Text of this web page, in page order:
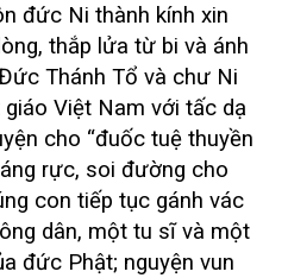
đức Ni thành kính xin
thắp lửa từ bi và ánh
Thánh Tổ và chư Ni
Việt Nam với tấc dạ
cho “đuốc tuệ thuyền
rực, soi đường cho
con tiếp tục gánh vác
dân, một tu sĩ và một
đức Phật; nguyện vun